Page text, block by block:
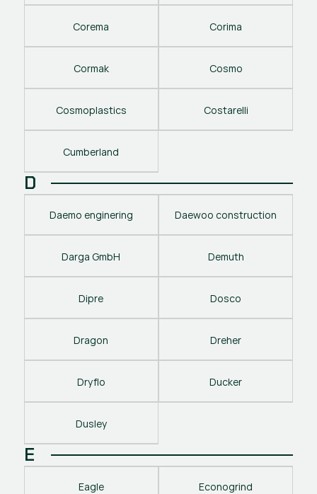
Corema Corima
Cormak Cosmo
Cosmoplastics Costarelli
Cumberland
D
Daemo enginering Daewoo construction
Darga GmbH Demuth
Dipre Dosco
Dragon Dreher
Dryflo Ducker
Dusley
E
Eagle Econogrind